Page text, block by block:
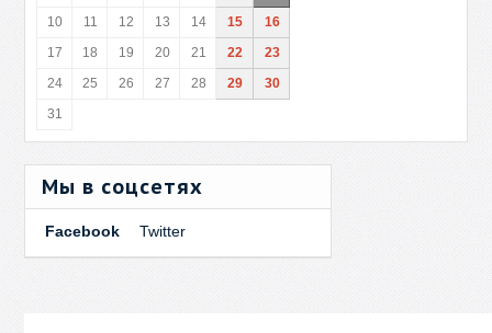
10
11 12 13 14 15
16
17
18 19 20 21 22
23
24
25 26 27 28 29
30
31
Мы в соцсетях
Facebook Twitter